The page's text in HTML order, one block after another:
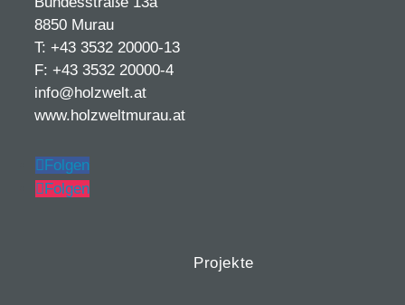
8850 Murau
T: +43 3532 20000-13
F: +43 3532 20000-4
info@holzwelt.at
www.holzweltmurau.at
Folgen
Folgen
Projekte